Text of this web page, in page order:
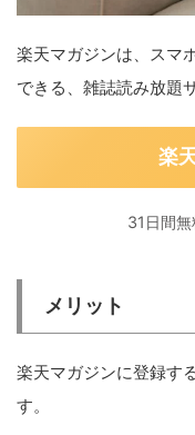
楽天マガジンは、スマ
できる、雑誌読み放題
楽
31日間
メリット
楽天マガジンに登録す
す。